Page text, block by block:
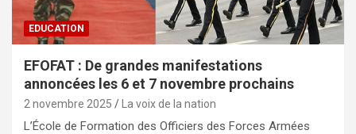
EDUCATION
EFOFAT : De grandes manifestations
annoncées les 6 et 7 novembre prochains
2 novembre 2025 La voix de la nation
L’École de Formation des Officiers des Forces Armées